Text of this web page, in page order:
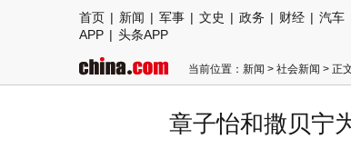
首页 | 新闻 | 军事 | 文史 | 政务 | 财经 | 汽车
APP | 头条APP
当前位置： 新闻 > 社会新闻 > 正
章子怡和撒贝宁